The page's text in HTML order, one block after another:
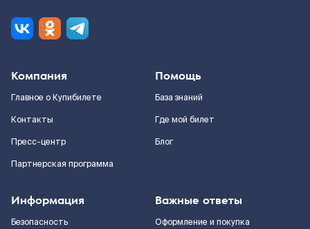
Компания
Главное о Купибилете
Контакты
Пресс-центр
Партнерская программа
Помощь
База знаний
Где мой билет
Блог
Информация
Безопасность
Важные ответы
Оформление и покупка